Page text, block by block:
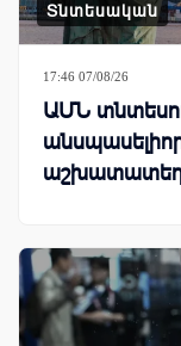
Տնտեսական
17:46 07/08/26
ԱՄՆ